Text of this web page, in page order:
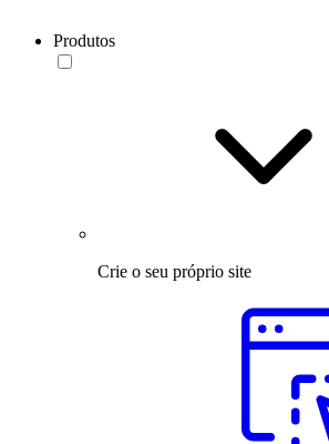
Produtos
Crie o seu próprio site